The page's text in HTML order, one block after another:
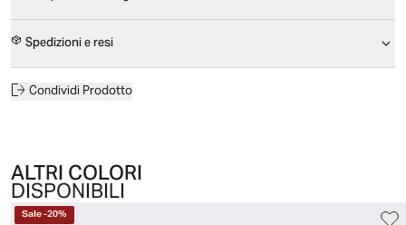
Spedizioni e resi
Condividi Prodotto
ALTRI COLORI
DISPONIBILI
Sale-20%